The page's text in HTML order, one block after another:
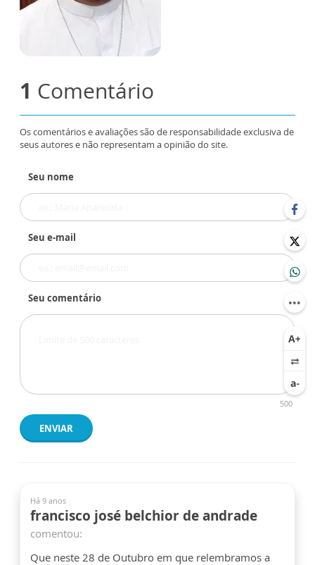
1 Comentário
Os comentários e avaliações são de responsabilidade exclusiva de
seus autores e não representam a opinião do site.
Seu nome
Seu e-mail
Seu comentário
500
ENVIAR
Há 9 anos
francisco josé belchior de andrade
comentou:
Que neste 28 de Outubro em que relembramos a